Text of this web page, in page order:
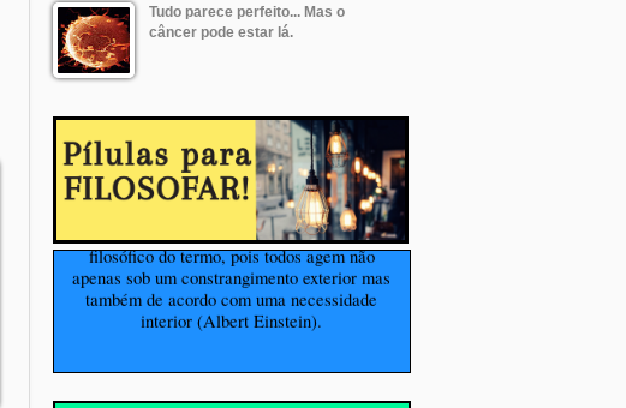
Tudo parece perfeito... Mas o
câncer pode estar lá.
Não creio na liberdade humana, no sentido
filosófico do termo, pois todos agem não
apenas sob um constrangimento exterior mas
também de acordo com uma necessidade
interior (Albert Einstein).